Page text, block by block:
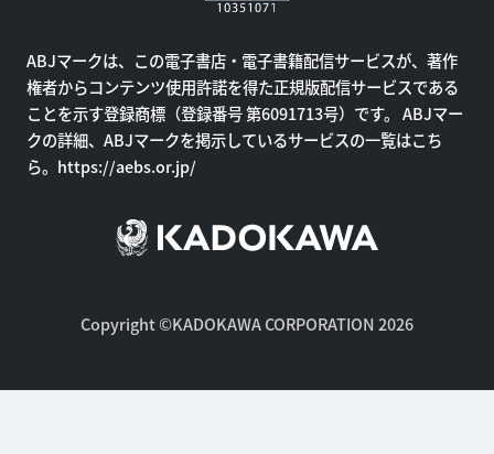
ABJマークは、この電子書店・電子書籍配信サービスが、著作
権者からコンテンツ使用許諾を得た正規版配信サービスである
ことを示す登録商標（登録番号 第6091713号）です。 ABJマー
クの詳細、ABJマークを掲示しているサービスの一覧はこち
ら。 https://aebs.or.jp/
Copyright ©KADOKAWA CORPORATION 2026